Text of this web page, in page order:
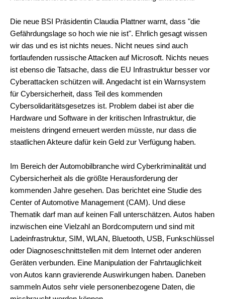
Die neue BSI Präsidentin Claudia Plattner warnt, dass "die
Gefährdungslage so hoch wie nie ist". Ehrlich gesagt wissen
wir das und es ist nichts neues. Nicht neues sind auch
fortlaufenden russische Attacken auf Microsoft. Nichts neues
ist ebenso die Tatsache, dass die EU Infrastruktur besser vor
Cyberattacken schützen will. Angedacht ist ein Warnsystem
für Cybersicherheit, dass Teil des kommenden
Cybersolidaritätsgesetzes ist. Problem dabei ist aber die
Hardware und Software in der kritischen Infrastruktur, die
meistens dringend erneuert werden müsste, nur dass die
staatlichen Akteure dafür kein Geld zur Verfügung haben.
Im Bereich der Automobilbranche wird Cyberkriminalität und
Cybersicherheit als die größte Herausforderung der
kommenden Jahre gesehen. Das berichtet eine Studie des
Center of Automotive Management (CAM). Und diese
Thematik darf man auf keinen Fall unterschätzen. Autos haben
inzwischen eine Vielzahl an Bordcomputern und sind mit
Ladeinfrastruktur, SIM, WLAN, Bluetooth, USB, Funkschlüssel
oder Diagnoseschnittstellen mit dem Internet oder anderen
Geräten verbunden. Eine Manipulation der Fahrtauglichkeit
von Autos kann gravierende Auswirkungen haben. Daneben
sammeln Autos sehr viele personenbezogene Daten, die